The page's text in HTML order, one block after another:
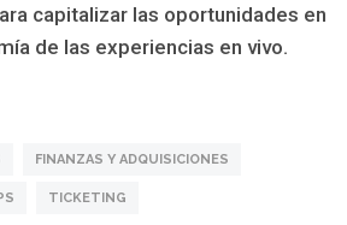
capitalizar las oportunidades en
de las experiencias en vivo.
FINANZAS Y ADQUISICIONES
TICKETING